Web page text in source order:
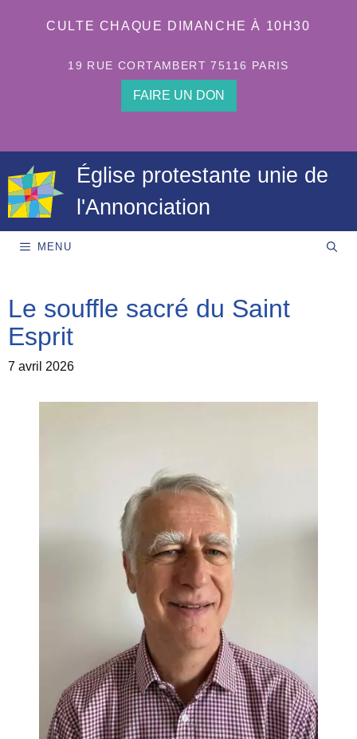
CULTE CHAQUE DIMANCHE À 10H30
19 RUE CORTAMBERT 75116 PARIS
FAIRE UN DON
Église protestante unie de
l'Annonciation
MENU
Le souffle sacré du Saint
Esprit
7 avril 2026